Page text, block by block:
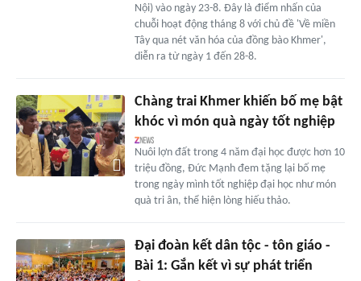
Nội) vào ngày 23-8. Đây là điểm nhấn của
chuỗi hoạt động tháng 8 với chủ đề 'Về miền
Tây qua nét văn hóa của đồng bào Khmer',
diễn ra từ ngày 1 đến 28-8.
Chàng trai Khmer khiến bố mẹ bật
khóc vì món quà ngày tốt nghiệp
Nuôi lợn đất trong 4 năm đại học được hơn 10
triệu đồng, Đức Mạnh đem tặng lại bố mẹ
trong ngày mình tốt nghiệp đại học như món
quà tri ân, thể hiện lòng hiếu thảo.
Đại đoàn kết dân tộc - tôn giáo -
Bài 1: Gắn kết vì sự phát triển